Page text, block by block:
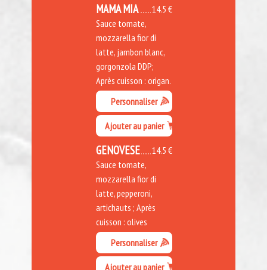
14.5 €
MAMA MIA
Sauce tomate,
mozzarella fior di
latte, jambon blanc,
gorgonzola DDP;
Après cuisson : origan.
Personnaliser
Ajouter au panier
14.5 €
GENOVESE
Sauce tomate,
mozzarella fior di
latte, pepperoni,
artichauts ; Après
cuisson : olives
Personnaliser
Ajouter au panier